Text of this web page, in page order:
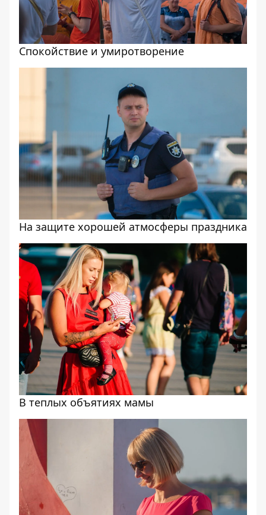
Спокойствие и умиротворение
На защите хорошей атмосферы праздника
В теплых объятиях мамы